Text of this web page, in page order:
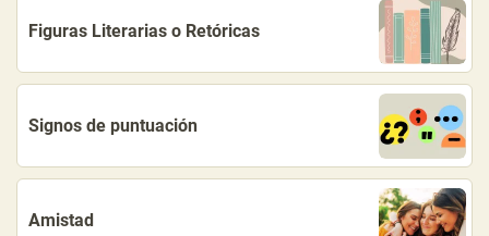
Figuras Literarias o Retóricas
Signos de puntuación
Amistad